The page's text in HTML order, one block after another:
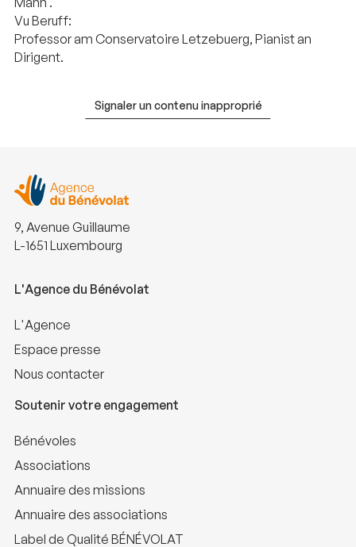
Vu Beruff:
Professor am Conservatoire Letzebuerg, Pianist an
Dirigent.
Signaler un contenu inapproprié
9, Avenue Guillaume
L-1651 Luxembourg
L'Agence du Bénévolat
L'Agence
Espace presse
Nous contacter
Soutenir votre engagement
Bénévoles
Associations
Annuaire des missions
Annuaire des associations
Label de Qualité BÉNÉVOLAT